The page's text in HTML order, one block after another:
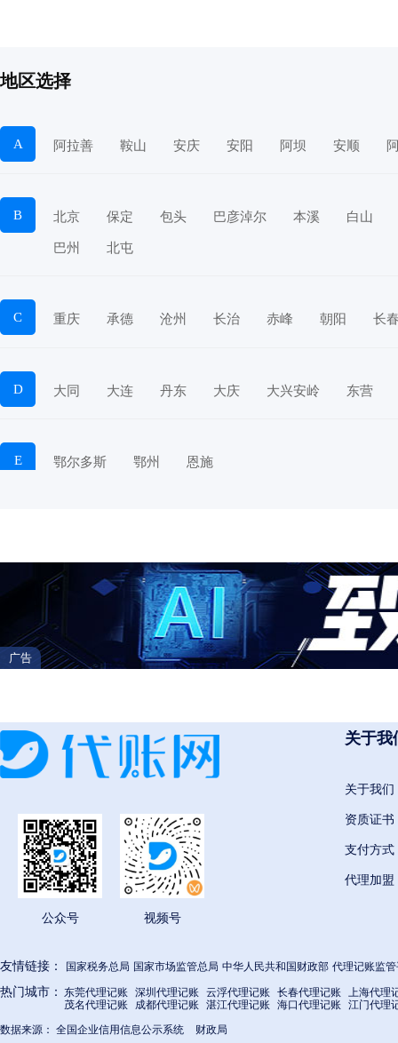
地区选择
A 阿拉善 鞍山 安庆 安阳 阿坝 安顺
B 北京 保定 包头 巴彦淖尔 本溪 白山
巴州 北屯
C 重庆 承德 沧州 长治 赤峰 朝阳 长
D 大同 大连 丹东 大庆 大兴安岭 东营
E 鄂尔多斯 鄂州 恩施
桂林 贵港 广元 广安 甘
J 晋城 晋中 锦州 吉林
开封 昆明 克拉玛依 可克达
广告
公众号 视频号
关于我
关于我们
资质证书
支付方式
代理加盟
友情链接： 国家税务总局 国家市场监管总局 中华人民共和国财政部 代理记账监
热门城市： 东莞代理记账 深圳代理记账 云浮代理记账 长春代理记账 上海代理
茂名代理记账
成都代理记账 湛江代理记账 海口代理记账 江门代理
数据来源： 全国企业信用信息公示系统 财政局